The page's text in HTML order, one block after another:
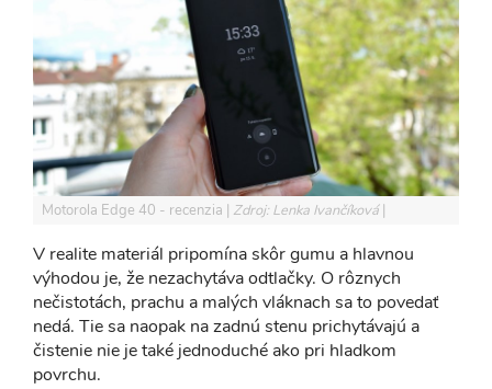
Motorola Edge 40 - recenzia Zdroj: Lenka Ivančíková
V realite materiál pripomína skôr gumu a hlavnou
výhodou je, že nezachytáva odtlačky. O rôznych
nečistotách, prachu a malých vláknach sa to povedať
nedá. Tie sa naopak na zadnú stenu prichytávajú a
čistenie nie je také jednoduché ako pri hladkom
povrchu.